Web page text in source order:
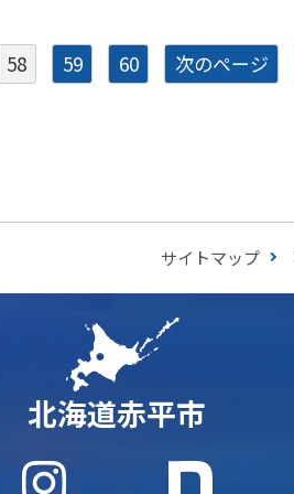
58 59 60 次のページ
サイトマップ
北海道赤平市